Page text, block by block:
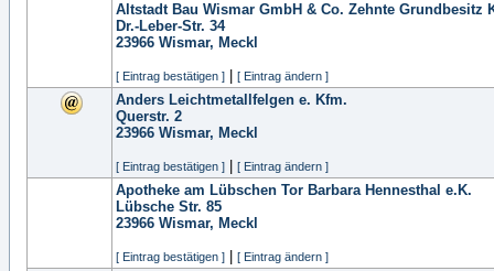
Altstadt Bau Wismar GmbH & Co. Zehnte Grundbesitz
Dr.-Leber-Str. 34
23966 Wismar, Meckl
[ Eintrag bestätigen ] [ Eintrag ändern ]
Anders Leichtmetallfelgen e. Kfm.
Querstr. 2
23966 Wismar, Meckl
[ Eintrag bestätigen ] [ Eintrag ändern ]
Apotheke am Lübschen Tor Barbara Hennesthal e.K.
Lübsche Str. 85
23966 Wismar, Meckl
[ Eintrag bestätigen ] [ Eintrag ändern ]